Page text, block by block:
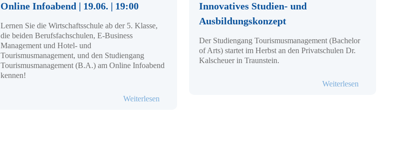
Online Infoabend | 19.06. | 19:00
Lernen Sie die Wirtschaftsschule ab der 5. Klasse,
die beiden Berufsfachschulen, E-Business
Management und Hotel- und
Tourismusmanagement, und den Studiengang
Tourismusmanagement (B.A.) am Online Infoabend
kennen!
Weiterlesen
Innovatives Studien- und
Ausbildungskonzept
Der Studiengang Tourismusmanagement (Bachelor
of Arts) startet im Herbst an den Privatschulen Dr.
Kalscheuer in Traunstein.
Weiterlesen- Innovatives